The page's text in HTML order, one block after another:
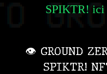
SPIKTR! ici
👁️ GROUND
SPIKTR!